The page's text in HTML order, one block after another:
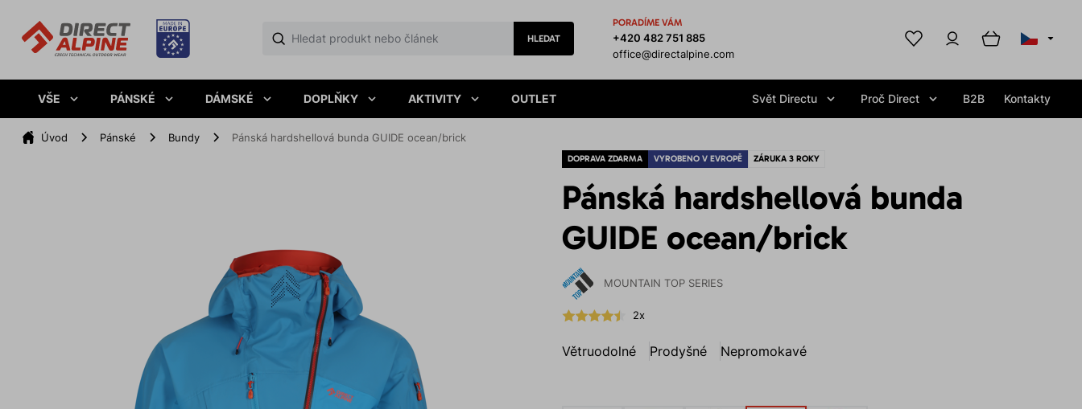
HLEDAT
PORADÍME VÁM
+420 482 751 885
office@directalpine.com
VŠE PÁNSKÉ DÁMSKÉ DOPLŇKY AKTIVITY OUTLET Svět Directu Proč Direct B2B Kontakty
Úvod Pánské Bundy Pánská hardshellová bunda GUIDE ocean/brick
DOPRAVA ZDARMA VYROBENO V EVROPĚ ZÁRUKA 3 ROKY
Pánská hardshellová bunda
GUIDE ocean/brick
MOUNTAIN TOP SERIES
2x
Větruodolné Prodyšné Nepromokavé